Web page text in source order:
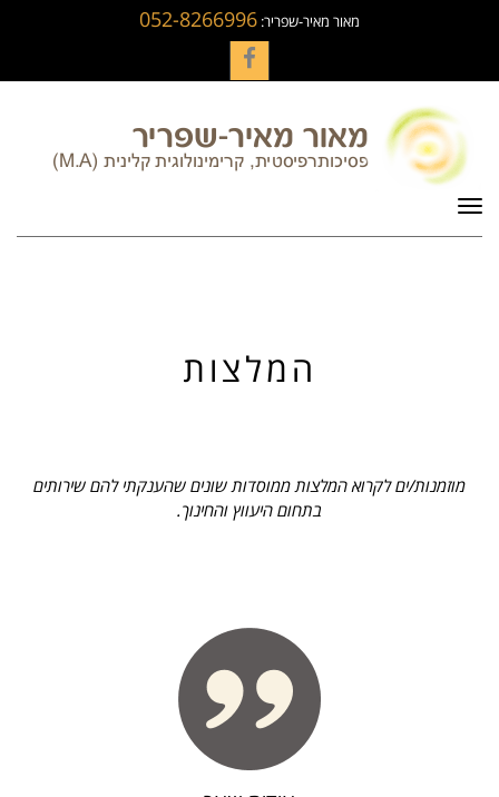
מאור מאיר-שפריר: 052-8266996
Facebook
המלצות
מוזמנות/ים לקרוא המלצות ממוסדות שונים שהענקתי להם שירותים
בתחום היעווץ והחינוך.